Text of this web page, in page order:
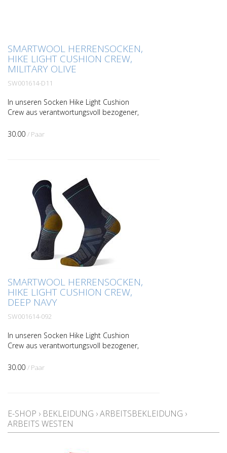
SMARTWOOL HERRENSOCKEN,
HIKE LIGHT CUSHION CREW,
MILITARY OLIVE
SW001614-D11
In unseren Socken Hike Light Cushion
Crew aus verantwortungsvoll bezogener,
du nicht nur mehr Leistung, sondern auch
30.00 / Paar
SMARTWOOL HERRENSOCKEN,
HIKE LIGHT CUSHION CREW,
DEEP NAVY
SW001614-092
In unseren Socken Hike Light Cushion
Crew aus verantwortungsvoll bezogener,
du nicht nur mehr Leistung, sondern auch
30.00 / Paar
E-SHOP › BEKLEIDUNG ›ARBEITSBEKLEIDUNG ›
ARBEITS WESTEN